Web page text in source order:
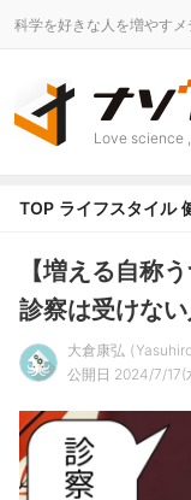
科学を好きな人を増やすメ
Love science
TOP ライフスタイル
【増える自称
診察は受けない
大倉康弘
公開日 2024/7/17(